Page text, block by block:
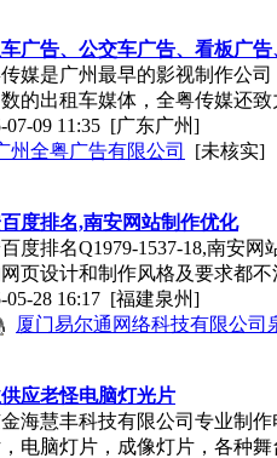
广告、公交车广告、看板广
媒是广州最早的影视制作公
的出租车媒体，全粤传媒还致
07-09 11:35 [广东广州]
州全粤广告有限公司
[未核实]
度排名,南安网站制作优化
度排名Q1979-1537-18,南安
页设计和制作风格及要求都不
05-28 16:17 [福建泉州]
厦门易尔通网络科技有限公司
应老怪电脑灯光片
海慧丰科技有限公司专业制
电脑灯片，成像灯片，各种舞